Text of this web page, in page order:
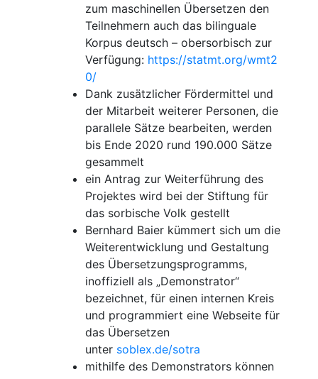
zum maschinellen Übersetzen den
Teilnehmern auch das bilinguale
Korpus deutsch – obersorbisch zur
Verfügung: https://statmt.org/wmt2
0/
Dank zusätzlicher Fördermittel und
der Mitarbeit weiterer Personen, die
parallele Sätze bearbeiten, werden
bis Ende 2020 rund 190.000 Sätze
gesammelt
ein Antrag zur Weiterführung des
Projektes wird bei der Stiftung für
das sorbische Volk gestellt
Bernhard Baier kümmert sich um die
Weiterentwicklung und Gestaltung
des Übersetzungsprogramms,
inoffiziell als „Demonstrator“
bezeichnet, für einen internen Kreis
und programmiert eine Webseite für
das Übersetzen
unter soblex.de/sotra
mithilfe des Demonstrators können